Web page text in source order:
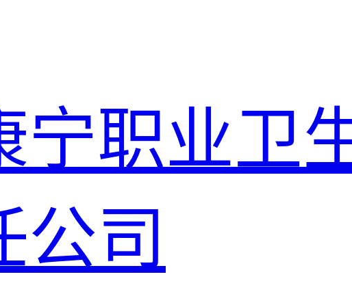
宁职业卫
公司